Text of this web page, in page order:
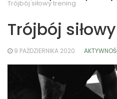
Trójbój siłowy trening
Trójbój
9 PAŹDZIERNIKA 2020